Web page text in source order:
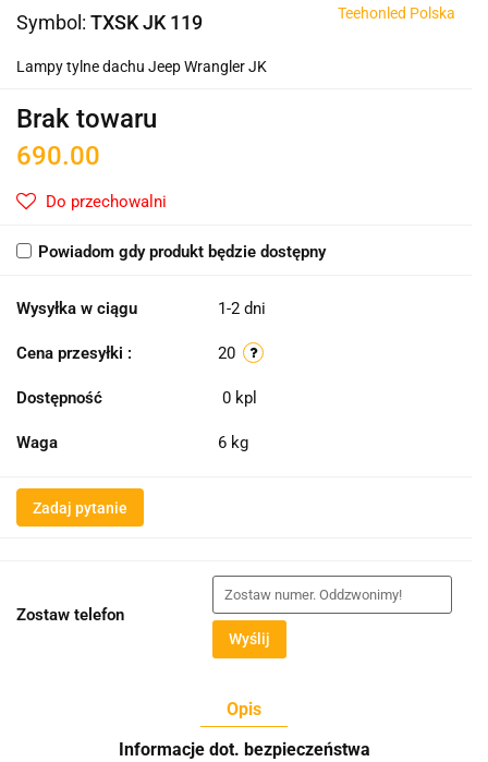
Symbol: TXSK JK 119 Teehonled Polska
Lampy tylne dachu Jeep Wrangler JK
Brak towaru
690.00
Do przechowalni
Powiadom gdy produkt będzie dostępny
Wysyłka w ciągu 1-2 dni
Cena przesyłki : 20
Dostępność 0 kpl
Waga 6 kg
Zadaj pytanie
Zostaw telefon
Wyślij
Opis
Informacje dot. bezpieczeństwa